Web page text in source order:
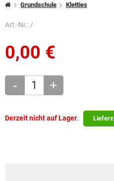
Grundschule Kletties
Art.-Nr.:/
0,00 €
- +
Derzeit nicht auf Lager.